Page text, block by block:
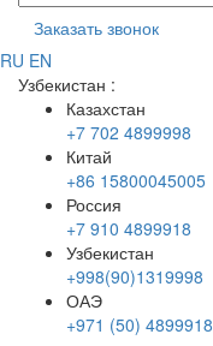
Заказать звонок
RU EN
Узбекистан :
Казахстан
+7 702 4899998
Китай
+86 15800045005
Россия
+7 910 4899918
Узбекистан
+998(90)1319998
ОАЭ
+971 (50) 4899918